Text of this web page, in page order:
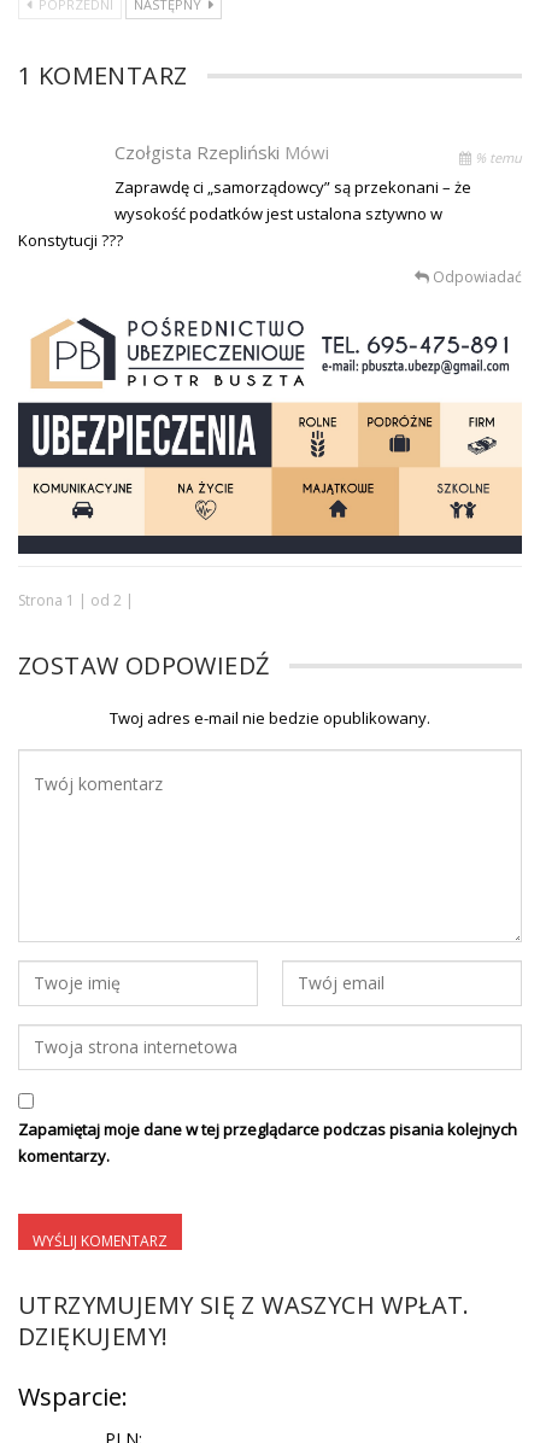
POPRZEDNI NASTĘPNY
1 KOMENTARZ
Czołgista Rzepliński Mówi % temu
Zaprawdę ci „samorządowcy” są przekonani – że
wysokość podatków jest ustalona sztywno w
Konstytucji ???
Odpowiadać
Strona 1 | od 2 |
ZOSTAW ODPOWIEDŹ
Twoj adres e-mail nie bedzie opublikowany.
Zapamiętaj moje dane w tej przeglądarce podczas pisania kolejnych
komentarzy.
UTRZYMUJEMY SIĘ Z WASZYCH WPŁAT.
DZIĘKUJEMY!
Wsparcie: